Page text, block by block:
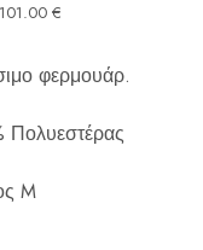
101.00 €
φερμουάρ.
M